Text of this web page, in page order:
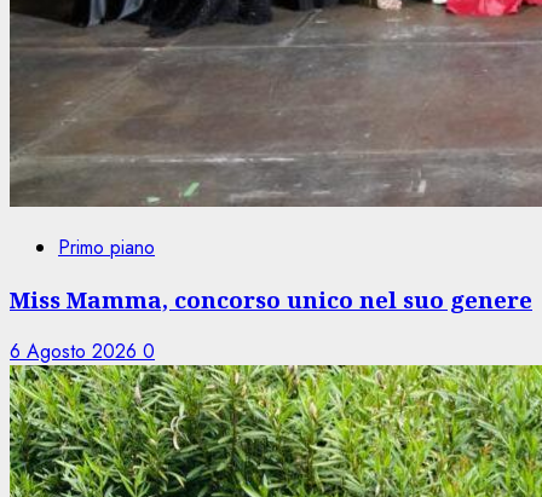
Primo piano
Miss Mamma, concorso unico nel suo genere
6 Agosto 2026 0